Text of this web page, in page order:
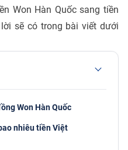
Won Hàn Quốc sang tiền
sẽ có trong bài viết dưới
Won Hàn Quốc
nhiêu tiền Việt